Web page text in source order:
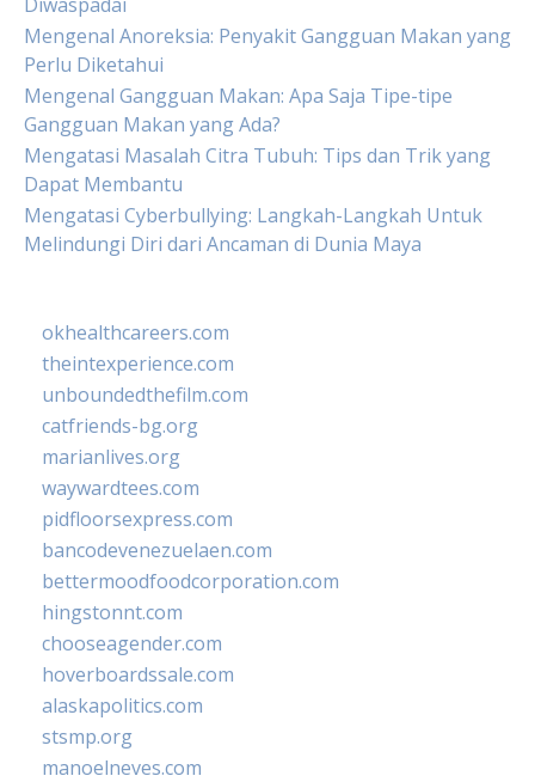
Mengenal Anoreksia: Penyakit Gangguan Makan yang
Perlu Diketahui
Mengenal Gangguan Makan: Apa Saja Tipe-tipe
Gangguan Makan yang Ada?
Mengatasi Masalah Citra Tubuh: Tips dan Trik yang
Dapat Membantu
Mengatasi Cyberbullying: Langkah-Langkah Untuk
Melindungi Diri dari Ancaman di Dunia Maya
okhealthcareers.com
theintexperience.com
unboundedthefilm.com
catfriends-bg.org
marianlives.org
waywardtees.com
pidfloorsexpress.com
bancodevenezuelaen.com
bettermoodfoodcorporation.com
hingstonnt.com
chooseagender.com
hoverboardssale.com
alaskapolitics.com
stsmp.org
manoelneves.com